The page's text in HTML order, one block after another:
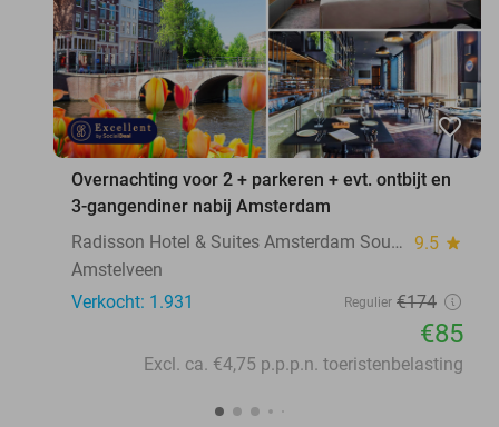
favorite_border
Overnachting voor 2 + parkeren + evt. ontbijt en
3-gangendiner nabij Amsterdam
Radisson Hotel & Suites Amsterdam South 9.5 star
Amstelveen
Verkocht: 1.931
Regulier €174
€85
Excl. ca. €4,75 p.p.p.n. toeristenbelasting